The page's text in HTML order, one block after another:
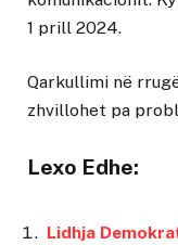
1 prill 2024.
Qarkullimi në
zhvillohet pa
Lexo Edhe:
Lidhja